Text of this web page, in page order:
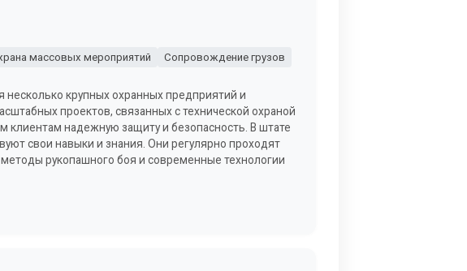
массовых мероприятий
Сопровождение грузов
крупных охранных предприятий и
проектов, связанных с технической охраной
клиентам надежную защиту и безопасность. В штате
свои навыки и знания. Они регулярно проходят
рукопашного боя и современные технологии